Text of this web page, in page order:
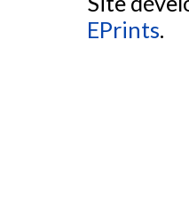
EPrints.